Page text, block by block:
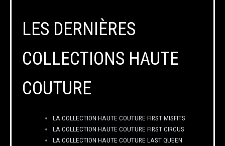
LES DERNIÈRES
COLLECTIONS HAUTE
COUTURE
LA COLLECTION HAUTE COUTURE FIRST MISFITS
LA COLLECTION HAUTE COUTURE FIRST CIRCUS
LA COLLECTION HAUTE COUTURE LAST QUEEN